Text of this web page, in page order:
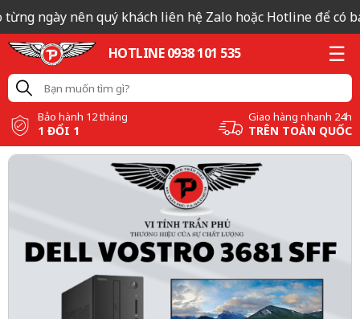
ngày nên quý khách liên hệ Zalo hoặc Hotline để có
HOTLINE 0938 101 535
Bảo hành 12 tháng
1 ĐỔI 1
Giao hàng nhanh 24h
TRÊN TOÀN QUỐC